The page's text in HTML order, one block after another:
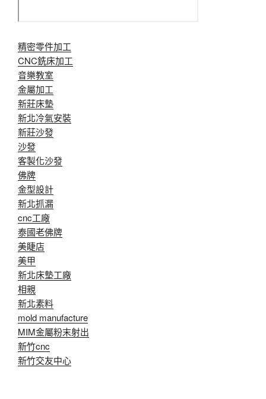
精密零件加工
CNC銑床加工
音樂教室
金屬加工
新莊床墊
新北冷氣安裝
新莊沙發
沙發
客製化沙發
佛牌
金型設計
新北抓漏
cnc工廠
泰國老佛牌
美睫店
美甲
新北床墊工廠
相親
新北素料
mold manufacture
MIM金屬粉末射出
新竹cnc
新竹交友中心